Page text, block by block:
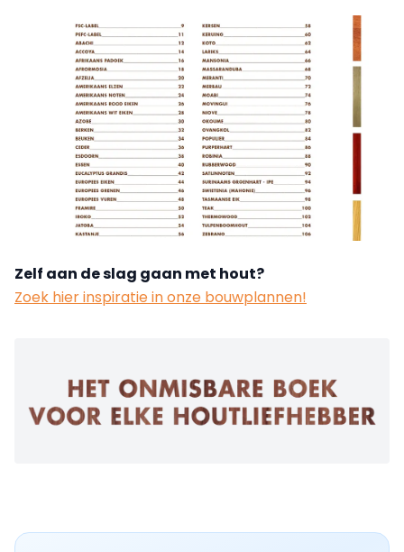
Zelf aan de slag gaan met hout?
Zoek hier inspiratie in onze bouwplannen!